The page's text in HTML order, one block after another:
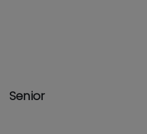
Senior